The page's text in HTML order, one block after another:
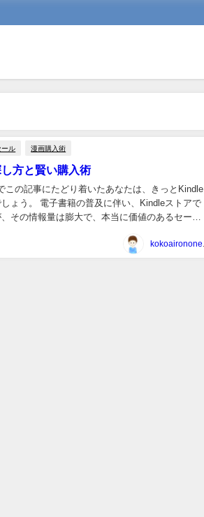
ール 漫画購入術
方と賢い購入術
この記事にたどり着いたあなたは、きっとKindle
ょう。 電子書籍の普及に伴い、Kindleストアで
その情報量は膨大で、本当に価値のあるセール